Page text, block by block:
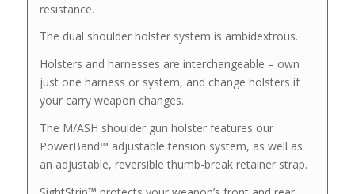
resistance.
The dual shoulder holster system is ambidextrous.
Holsters and harnesses are interchangeable – own
just one harness or system, and change holsters if
your carry weapon changes.
The M/ASH shoulder gun holster features our
PowerBand™ adjustable tension system, as well as
an adjustable, reversible thumb-break retainer strap.